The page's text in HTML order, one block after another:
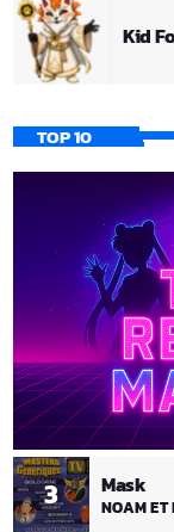
Kid
TOP 10
3 Mask
NOAM ET